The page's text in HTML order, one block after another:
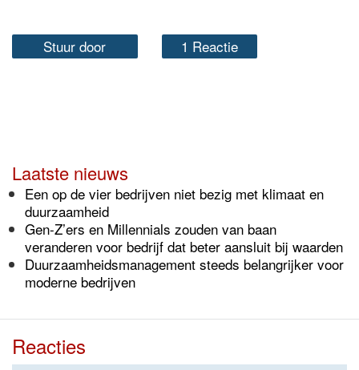
Stuur door 1 Reactie
Laatste nieuws
Een op de vier bedrijven niet bezig met klimaat en
duurzaamheid
Gen-Z’ers en Millennials zouden van baan
veranderen voor bedrijf dat beter aansluit bij waarden
Duurzaamheidsmanagement steeds belangrijker voor
moderne bedrijven
Reacties